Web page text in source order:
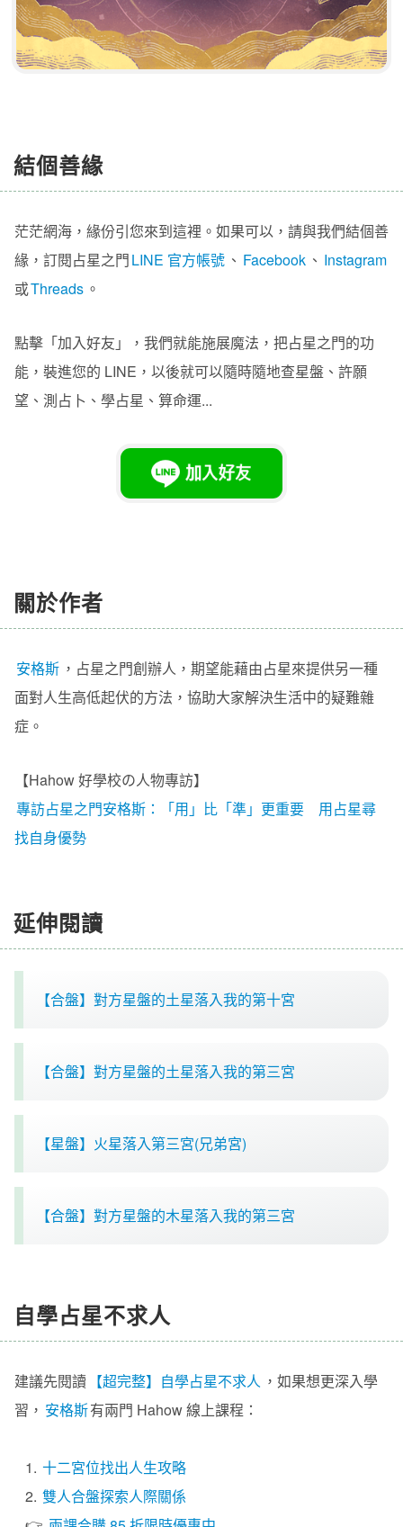
結個善緣
茫茫網海，緣份引您來到這裡。如果可以，請與我們結個善
緣，訂閱占星之門LINE 官方帳號 、 Facebook 、 Instagram
或Threads 。
點擊「加入好友」，我們就能施展魔法，把占星之門的功
能，裝進您的 LINE，以後就可以隨時隨地查星盤、許願
望、測占卜、學占星、算命運...
關於作者
安格斯 ， 占星之門創辦人 ，期望能藉由占星來提供另一種
面對人生高低起伏的方法，協助大家解決生活中的疑難雜
症。
【Hahow 好學校の人物專訪】
專訪占星之門安格斯：「用」比「準」更重要 用占星尋
找自身優勢
延伸閱讀
【合盤】對方星盤的土星落入我的第十宮
【合盤】對方星盤的土星落入我的第三宮
【星盤】火星落入第三宮(兄弟宮)
【合盤】對方星盤的木星落入我的第三宮
自學占星不求人
建議先閱讀 【超完整】自學占星不求人 ，如果想更深入學
習， 安格斯有兩門 Hahow 線上課程：
1. 十二宮位找出人生攻略
2. 雙人合盤探索人際關係